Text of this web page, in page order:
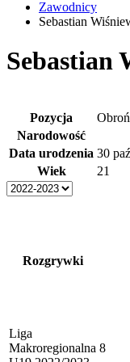
Zawodnicy
Sebastian
Sebastian
Pozycja
Narodowość
Data urodzenia 30
Wiek
21
Rozgrywki
Liga
Makroregionalna 8